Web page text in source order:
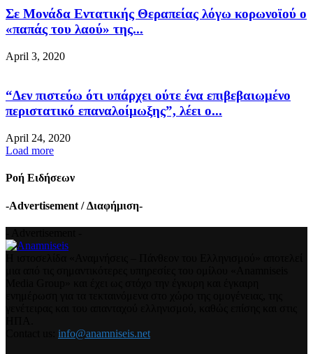
Σε Μονάδα Εντατικής Θεραπείας λόγω κορωνοϊού ο
«παπάς του λαού» της...
April 3, 2020
“Δεν πιστεύω ότι υπάρχει ούτε ένα επιβεβαιωμένο
περιστατικό επαναλοίμωξης”, λέει ο...
April 24, 2020
Load more
Ροή Ειδήσεων
-Advertisement / Διαφήμιση-
info@anamniseis.net